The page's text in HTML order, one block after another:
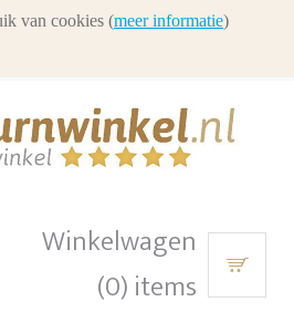
Winkelwagen
(0) items
van cookies (meer informatie)